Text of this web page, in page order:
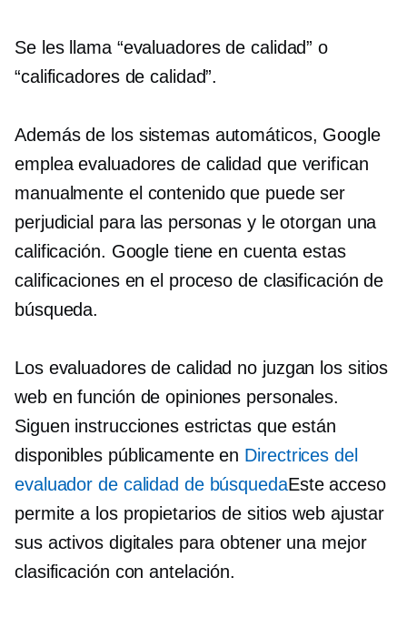
Se les llama “evaluadores de calidad” o
“calificadores de calidad”.
Además de los sistemas automáticos, Google
emplea evaluadores de calidad que verifican
manualmente el contenido que puede ser
perjudicial para las personas y le otorgan una
calificación. Google tiene en cuenta estas
calificaciones en el proceso de clasificación de
búsqueda.
Los evaluadores de calidad no juzgan los sitios
web en función de opiniones personales.
Siguen instrucciones estrictas que están
disponibles públicamente en Directrices del
evaluador de calidad de búsquedaEste acceso
permite a los propietarios de sitios web ajustar
sus activos digitales para obtener una mejor
clasificación con antelación.